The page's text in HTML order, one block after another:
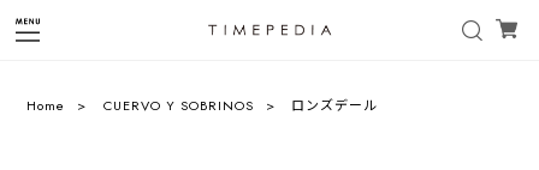
Home CUERVO Y SOBRINOS ロンズデール